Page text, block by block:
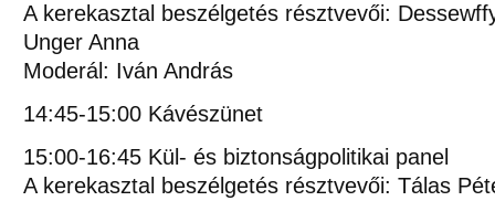
A kerekasztal beszélgetés résztvevői:
Unger Anna
Moderál: Iván András
14:45-15:00 Kávészünet
15:00-16:45 Kül- és biztonságpolitikai panel
A kerekasztal beszélgetés résztvevői: Tálas